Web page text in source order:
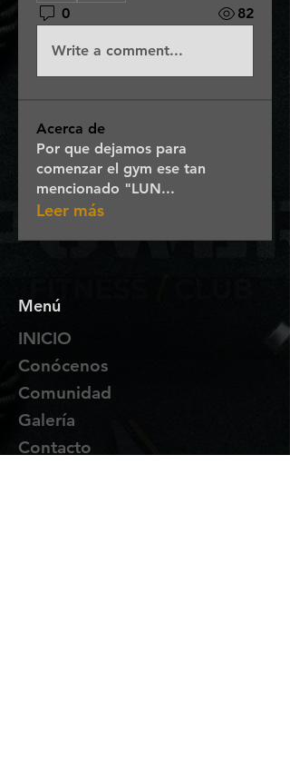
0 82
Write a comment...
Acerca de
Por que dejamos para
comenzar el gym ese tan
mencionado "LUN...
Leer más
Menú
INICIO
Conócenos
Comunidad
Galería
Contacto